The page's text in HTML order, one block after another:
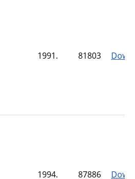
1991. 81803
1994. 87886